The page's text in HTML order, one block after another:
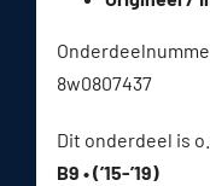
8w0807437
Dit onderdeel is
B9 • (’15-’19)